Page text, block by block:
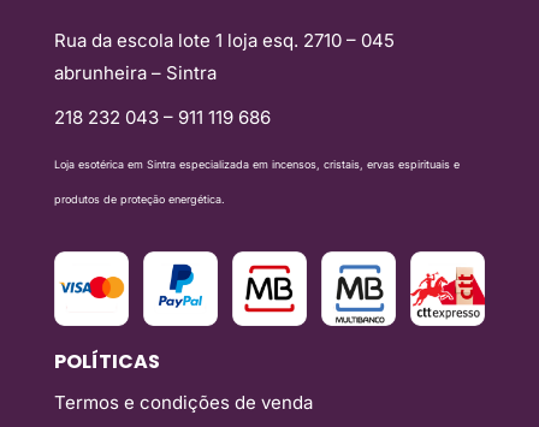
Rua da escola lote 1 loja esq. 2710 – 045
abrunheira – Sintra
218 232 043 – 911 119 686
Loja esotérica em Sintra especializada em incensos, cristais, ervas espirituais e
produtos de proteção energética.
POLÍTICAS
Termos e condições de venda